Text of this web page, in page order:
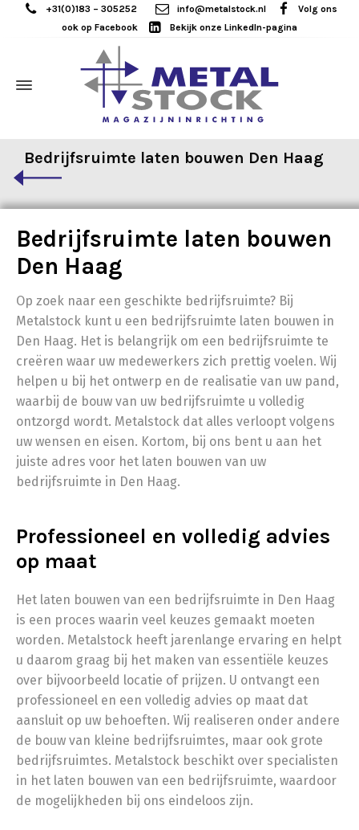
+31(0)183 – 305252 info@metalstock.nl
Volg ons
ook op Facebook
Bekijk onze LinkedIn-pagina
Bedrijfsruimte laten bouwen Den Haag
Bedrijfsruimte laten bouwen
Den Haag
Op zoek naar een geschikte bedrijfsruimte? Bij
Metalstock kunt u een bedrijfsruimte laten bouwen in
Den Haag. Het is belangrijk om een bedrijfsruimte te
creëren waar uw medewerkers zich prettig voelen. Wij
helpen u bij het ontwerp en de realisatie van uw pand,
waarbij de bouw van uw bedrijfsruimte u volledig
ontzorgd wordt. Metalstock dat alles verloopt volgens
uw wensen en eisen. Kortom, bij ons bent u aan het
juiste adres voor het laten bouwen van uw
bedrijfsruimte in Den Haag.
Professioneel en volledig advies
op maat
Het laten bouwen van een bedrijfsruimte in Den Haag
is een proces waarin veel keuzes gemaakt moeten
worden. Metalstock heeft jarenlange ervaring en helpt
u daarom graag bij het maken van essentiële keuzes
over bijvoorbeeld locatie of prijzen. U ontvangt een
professioneel en een volledig advies op maat dat
aansluit op uw behoeften. Wij realiseren onder andere
de bouw van kleine bedrijfsruimtes, maar ook grote
bedrijfsruimtes. Metalstock beschikt over specialisten
in het laten bouwen van een bedrijfsruimte, waardoor
de mogelijkheden bij ons eindeloos zijn.